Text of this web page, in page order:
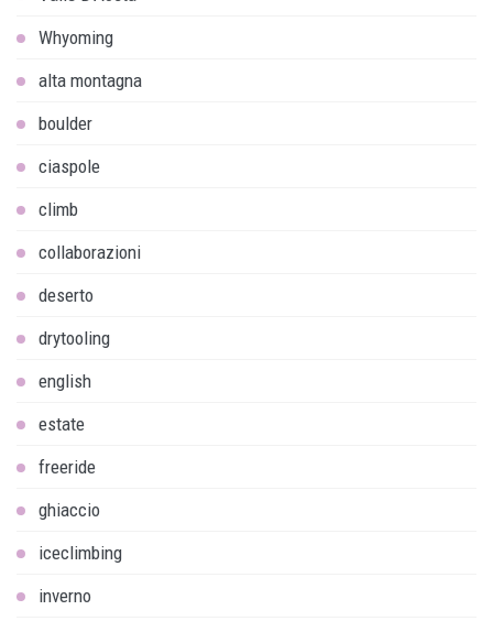
Whyoming
alta montagna
boulder
ciaspole
climb
collaborazioni
deserto
drytooling
english
estate
freeride
ghiaccio
iceclimbing
inverno